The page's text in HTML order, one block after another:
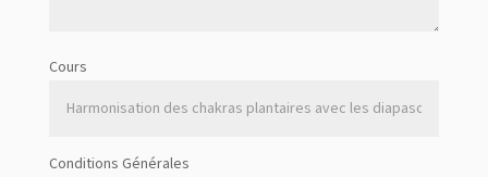
Cours
Conditions Générales